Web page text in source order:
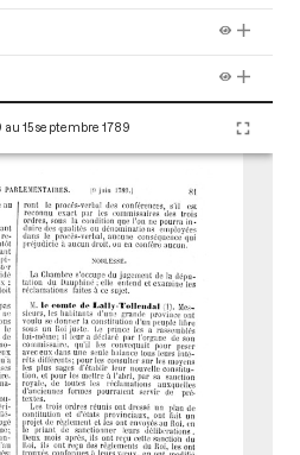
au 15 septembre 1789